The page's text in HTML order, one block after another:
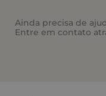
Ainda precisa de
Entre em contato